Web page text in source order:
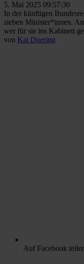
5. Mai 2025 09:57:30
In der künftigen
sieben Minister*innen.
wer für sie ins Kabinett
von Kai Doering
Auf Facebook